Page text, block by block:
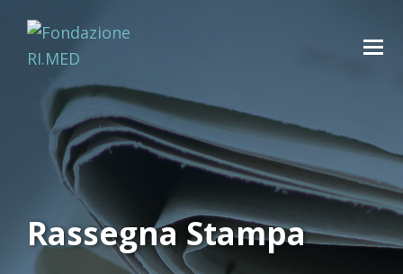
Rassegna Stampa